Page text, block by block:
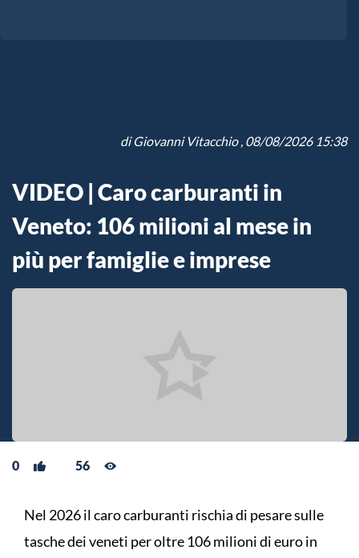
diGiovanni Vitacchio, 08/08/2026 15:38
VIDEO | Caro carburanti in
Veneto: 106 milioni al mese in
più per famiglie e imprese
0 56
Nel 2026 il caro carburanti rischia di pesare sulle
tasche dei veneti per oltre 106 milioni di euro in